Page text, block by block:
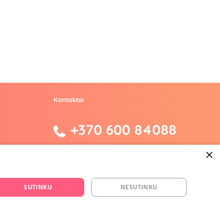
Kontaktai
+370 600 84088
facebook.com/Fantazijos.lt
×
SUTINKU NESUTINKU